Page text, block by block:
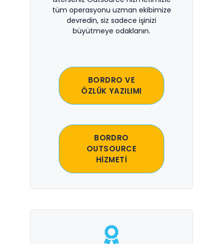
tüm operasyonu uzman ekibimize
devredin, siz sadece işinizi
büyütmeye odaklanın.
BORDRO VE
ÖZLÜK YAZILIMI
BORDRO
OUTSOURCE
HİZMETİ